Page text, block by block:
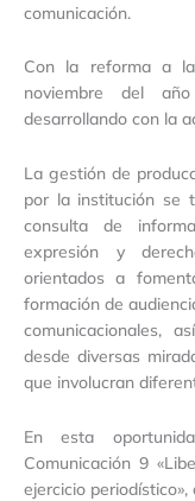
comunicación.
Con la reforma a
noviembre del
desarrollando con la
La gestión de
por la institución se
consulta de
expresión y
orientados a
formación de
comunicacionales,
desde diversas
que involucran
En esta
Comunicación 9
ejercicio